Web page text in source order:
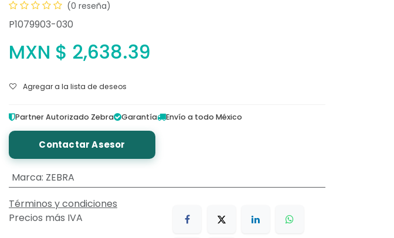
(0 reseña)
P1079903-030
MXN $ 2,638.39
Agregar a la lista de deseos
Partner Autorizado Zebra Garantía Envío a todo México
Contactar Asesor
Marca: ZEBRA
Términos y condiciones
Precios más IVA